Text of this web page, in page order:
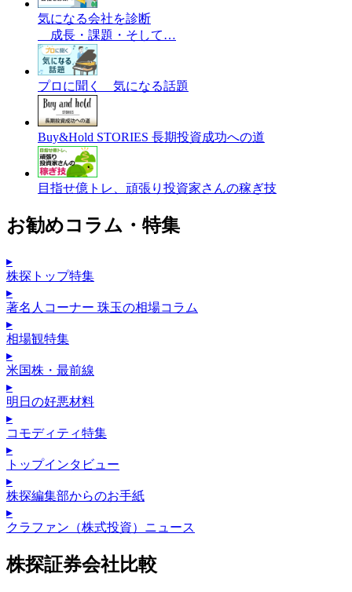
気になる会社を診断
成長・課題・そして…
プロに聞く 気になる話題
Buy&Hold STORIES 長期投資成功への道
目指せ億トレ、頑張り投資家さんの稼ぎ技
お勧めコラム・特集
▸
株探トップ特集
▸
著名人コーナー 珠玉の相場コラム
▸
相場観特集
▸
米国株・最前線
▸
明日の好悪材料
▸
コモディティ特集
▸
トップインタビュー
▸
株探編集部からのお手紙
▸
クラファン（株式投資）ニュース
株探証券会社比較